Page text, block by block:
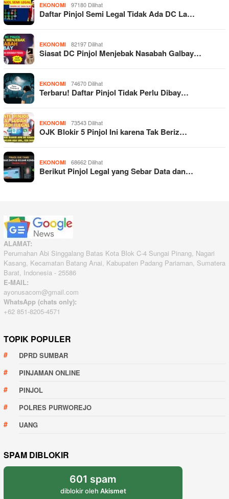
EKONOMI 97180 Dilihat
Daftar Pinjol Semi Legal Tidak Ada DC La…
EKONOMI 82197 Dilihat
Siasat DC Pinjol Menjebak Nasabah Galbay…
EKONOMI 74670 Dilihat
Terbaru! Daftar Pinjol Tidak Perlu Dibay…
EKONOMI 73543 Dilihat
OJK Blokir 5 Pinjol Ini karena Tak Beriz…
EKONOMI 68662 Dilihat
Berikut Pinjol Legal yang Sebar Data dan…
ALAMAT:
Perumahan Abi Singgalang Batas Kota Blok C-4 Sungai Pinang, Nagari
Kasang, Kecamatan Batang Anai, Kabupaten Padang Pariaman, Sumatera
Barat, Indonesia - 25586
E-MAIL:
ayonusacom@gmail.com
WhatsApp (chats only):
+62 851-8205-4571
TOPIK POPULER
DPRD SUMBAR
PINJAMAN ONLINE
PINJOL
POLRES PURWOREJO
UANG
SPAM DIBLOKIR
601 spam
diblokir oleh Akismet